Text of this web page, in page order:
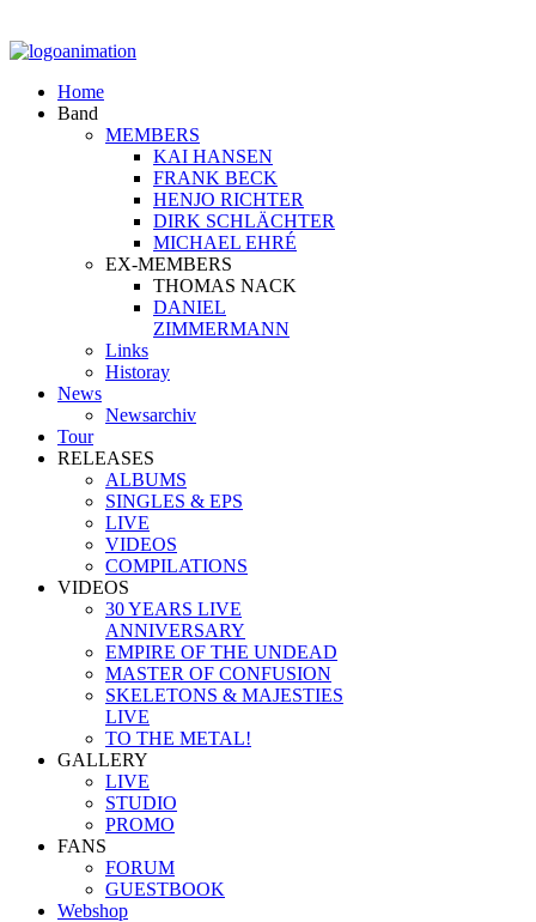
Home
Band
MEMBERS
KAI HANSEN
FRANK BECK
HENJO RICHTER
DIRK SCHLÄCHTER
MICHAEL EHRÉ
EX-MEMBERS
THOMAS NACK
DANIEL
ZIMMERMANN
Links
Historay
News
Newsarchiv
Tour
RELEASES
ALBUMS
SINGLES & EPS
LIVE
VIDEOS
COMPILATIONS
VIDEOS
30 YEARS LIVE
ANNIVERSARY
EMPIRE OF THE UNDEAD
MASTER OF CONFUSION
SKELETONS & MAJESTIES
LIVE
TO THE METAL!
GALLERY
LIVE
STUDIO
PROMO
FANS
FORUM
GUESTBOOK
Webshop